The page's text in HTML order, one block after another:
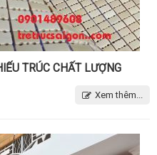
TRÚC CHẤT LƯỢNG
Xem thêm...